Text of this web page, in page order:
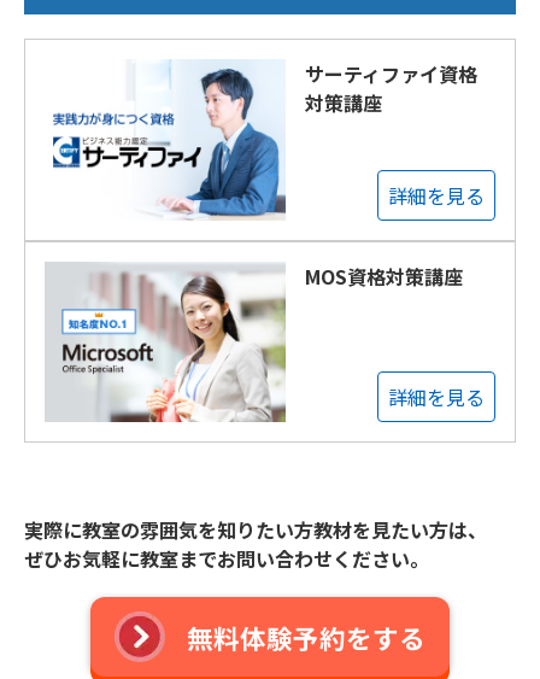
サーティファイ資格
対策講座
詳細を見る
MOS資格対策講座
詳細を見る
実際に教室の雰囲気を知りたい方教材を見たい方は、
ぜひお気軽に教室までお問い合わせください。
無料体験予約をする